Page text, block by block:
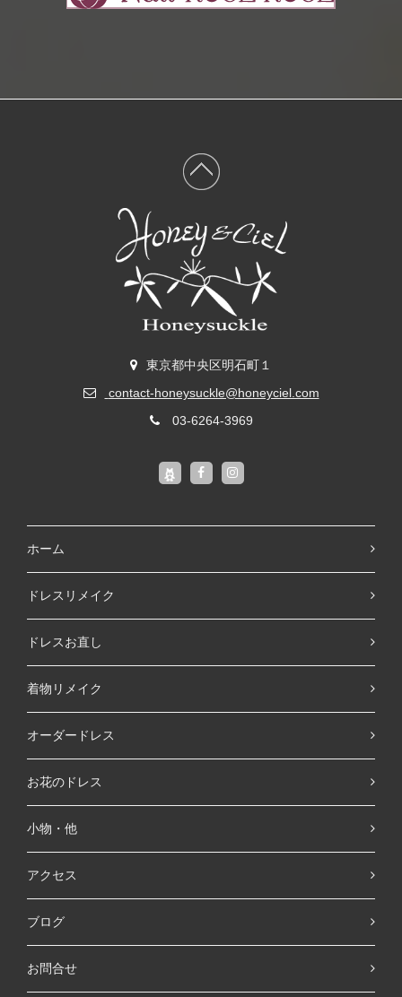
東京都中央区明石町１
contact-honeysuckle@honeyciel.com
03-6264-3969
ホーム
ドレスリメイク
ドレスお直し
着物リメイク
オーダードレス
お花のドレス
小物・他
アクセス
ブログ
お問合せ